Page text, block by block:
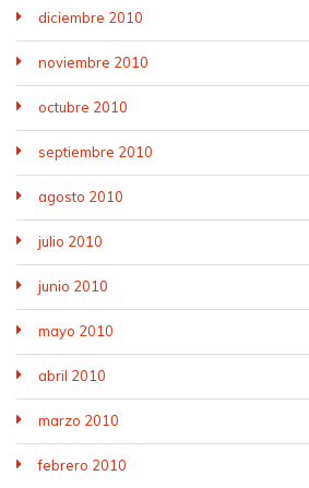
diciembre 2010
noviembre 2010
octubre 2010
septiembre 2010
agosto 2010
julio 2010
junio 2010
mayo 2010
abril 2010
marzo 2010
febrero 2010